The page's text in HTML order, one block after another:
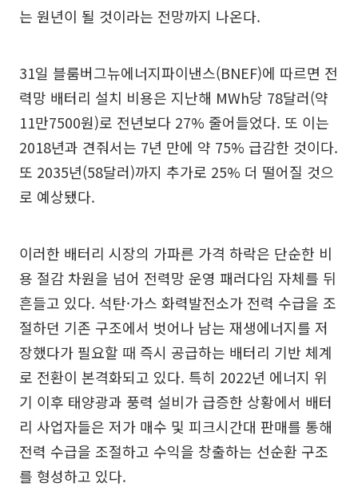
는 원년이 될 것이라는 전망까지 나온다.
31일 블룸버그뉴에너지파이낸스(BNEF)에 따르면 전
력망 배터리 설치 비용은 지난해 MWh당 78달러(약
11만7500원)로 전년보다 27% 줄어들었다. 또 이는
2018년과 견줘서는 7년 만에 약 75% 급감한 것이다.
또 2035년(58달러)까지 추가로 25% 더 떨어질 것으
로 예상됐다.
이러한 배터리 시장의 가파른 가격 하락은 단순한 비
용 절감 차원을 넘어 전력망 운영 패러다임 자체를 뒤
흔들고 있다. 석탄·가스 화력발전소가 전력 수급을 조
절하던 기존 구조에서 벗어나 남는 재생에너지를 저
장했다가 필요할 때 즉시 공급하는 배터리 기반 체계
로 전환이 본격화되고 있다. 특히 2022년 에너지 위
기 이후 태양광과 풍력 설비가 급증한 상황에서 배터
리 사업자들은 저가 매수 및 피크시간대 판매를 통해
전력 수급을 조절하고 수익을 창출하는 선순환 구조
를 형성하고 있다.